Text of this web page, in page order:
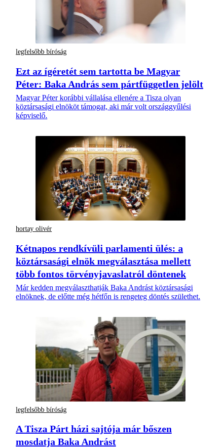
legfelsőbb bíróság
Ezt az ígéretét sem tartotta be Magyar
Péter: Baka András sem pártfüggetlen jelölt
Magyar Péter korábbi vállalása ellenére a Tisza olyan
köztársasági elnököt támogat, aki már volt országgyűlési
képviselő.
hortay olivér
Kétnapos rendkívüli parlamenti ülés: a
köztársasági elnök megválasztása mellett
több fontos törvényjavaslatról döntenek
Már kedden megválaszthatják Baka Andrást köztársasági
elnöknek, de előtte még hétfőn is rengeteg döntés születhet.
legfelsőbb bíróság
A Tisza Párt házi sajtója már bőszen
mosdatja Baka Andrást